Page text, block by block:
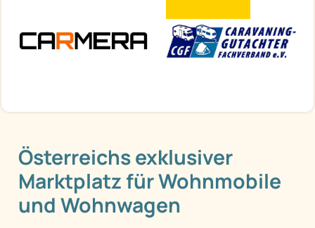
Österreichs exklusiver
Marktplatz für Wohnmobile
und Wohnwagen